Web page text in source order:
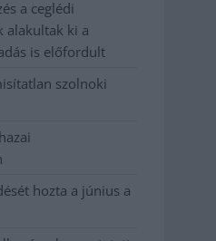
a ceglédi
alakultak ki a
is előfordult
szolnoki
hozta a június a